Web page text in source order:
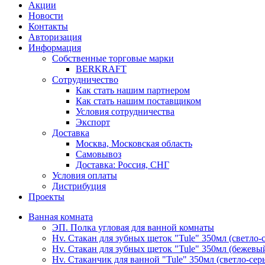
Акции
Новости
Контакты
Авторизация
Информация
Собственные торговые марки
BERKRAFT
Сотрудничество
Как стать нашим партнером
Как стать нашим поставщиком
Условия сотрудничества
Экспорт
Доставка
Москва, Московская область
Самовывоз
Доставка: Россия, СНГ
Условия оплаты
Дистрибуция
Проекты
Ванная комната
ЭП. Полка угловая для ванной комнаты
Hv. Стакан для зубных щеток "Tule" 350мл (светло-
Hv. Стакан для зубных щеток "Tule" 350мл
Hv. Стаканчик для ванной "Tule" 350мл (светло-